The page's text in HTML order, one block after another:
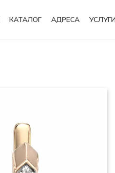
КАТАЛОГ АДРЕСА УСЛУГИ